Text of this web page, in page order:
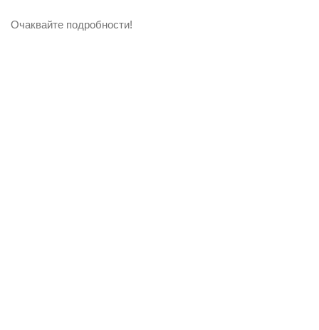
Очаквайте подробности!